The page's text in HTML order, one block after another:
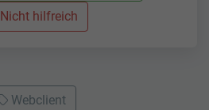
Nicht hilfreich
Webclient